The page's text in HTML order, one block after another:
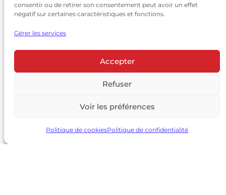
consentir ou de retirer son consentement peut avoir un effet
négatif sur certaines caractéristiques et fonctions.
Gérer les services
Accepter
Refuser
Voir les préférences
Politique de cookiesPolitique de confidentialité
© 2026 Château Larrivet Haut-Brion |
Mentions légales|Politique de confidentialité
|CGV
L’ABUS D’ALCOOL EST DANGEREUX POUR LA SANTÉ, À